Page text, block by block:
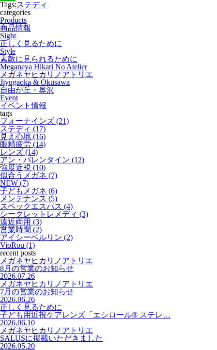
c
e
b
o
o
k
w
i
t
t
e
r
L
i
n
e
Tags:ステディ
categories
Products
商品情報
Sight
正しく見るために
Style
素敵に見られるために
Meganeya Hikari No Atelier
メガネヤヒカリノアトリエ
Jiyugaoka & Okusawa
自由が丘・奥沢
Event
イベント情報
tags
フォーナインズ (21)
ステディ (17)
見え心地 (16)
眼精疲労 (14)
レンズ (14)
アン・バレンタイン (12)
強度近視 (10)
似合うメガネ (7)
NEW (7)
子どもメガネ (6)
メンテナンス (5)
スペックエスパス (4)
シークレットレメディ (3)
遠近両用 (3)
営業時間 (2)
アイシーベルリン (2)
VioRou (1)
recent posts
メガネヤヒカリノアトリエ
8月の営業のお知らせ
2026.07.26
メガネヤヒカリノアトリエ
7月の営業のお知らせ
2026.06.26
正しく見るために
子ども用近視ケアレンズ「エシロール® ステレ…
2026.06.10
メガネヤヒカリノアトリエ
SALUSに掲載いただきました
2026.05.20